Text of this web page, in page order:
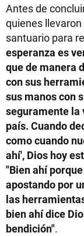
Antes de
quienes
santuario para
esperanza es
que de manera
con sus
sus manos con
seguramente la
país. Cuando
como cuando
ahí', Dios hoy
"Bien ahí
apostando por
las
bien ahí dice
bendición".